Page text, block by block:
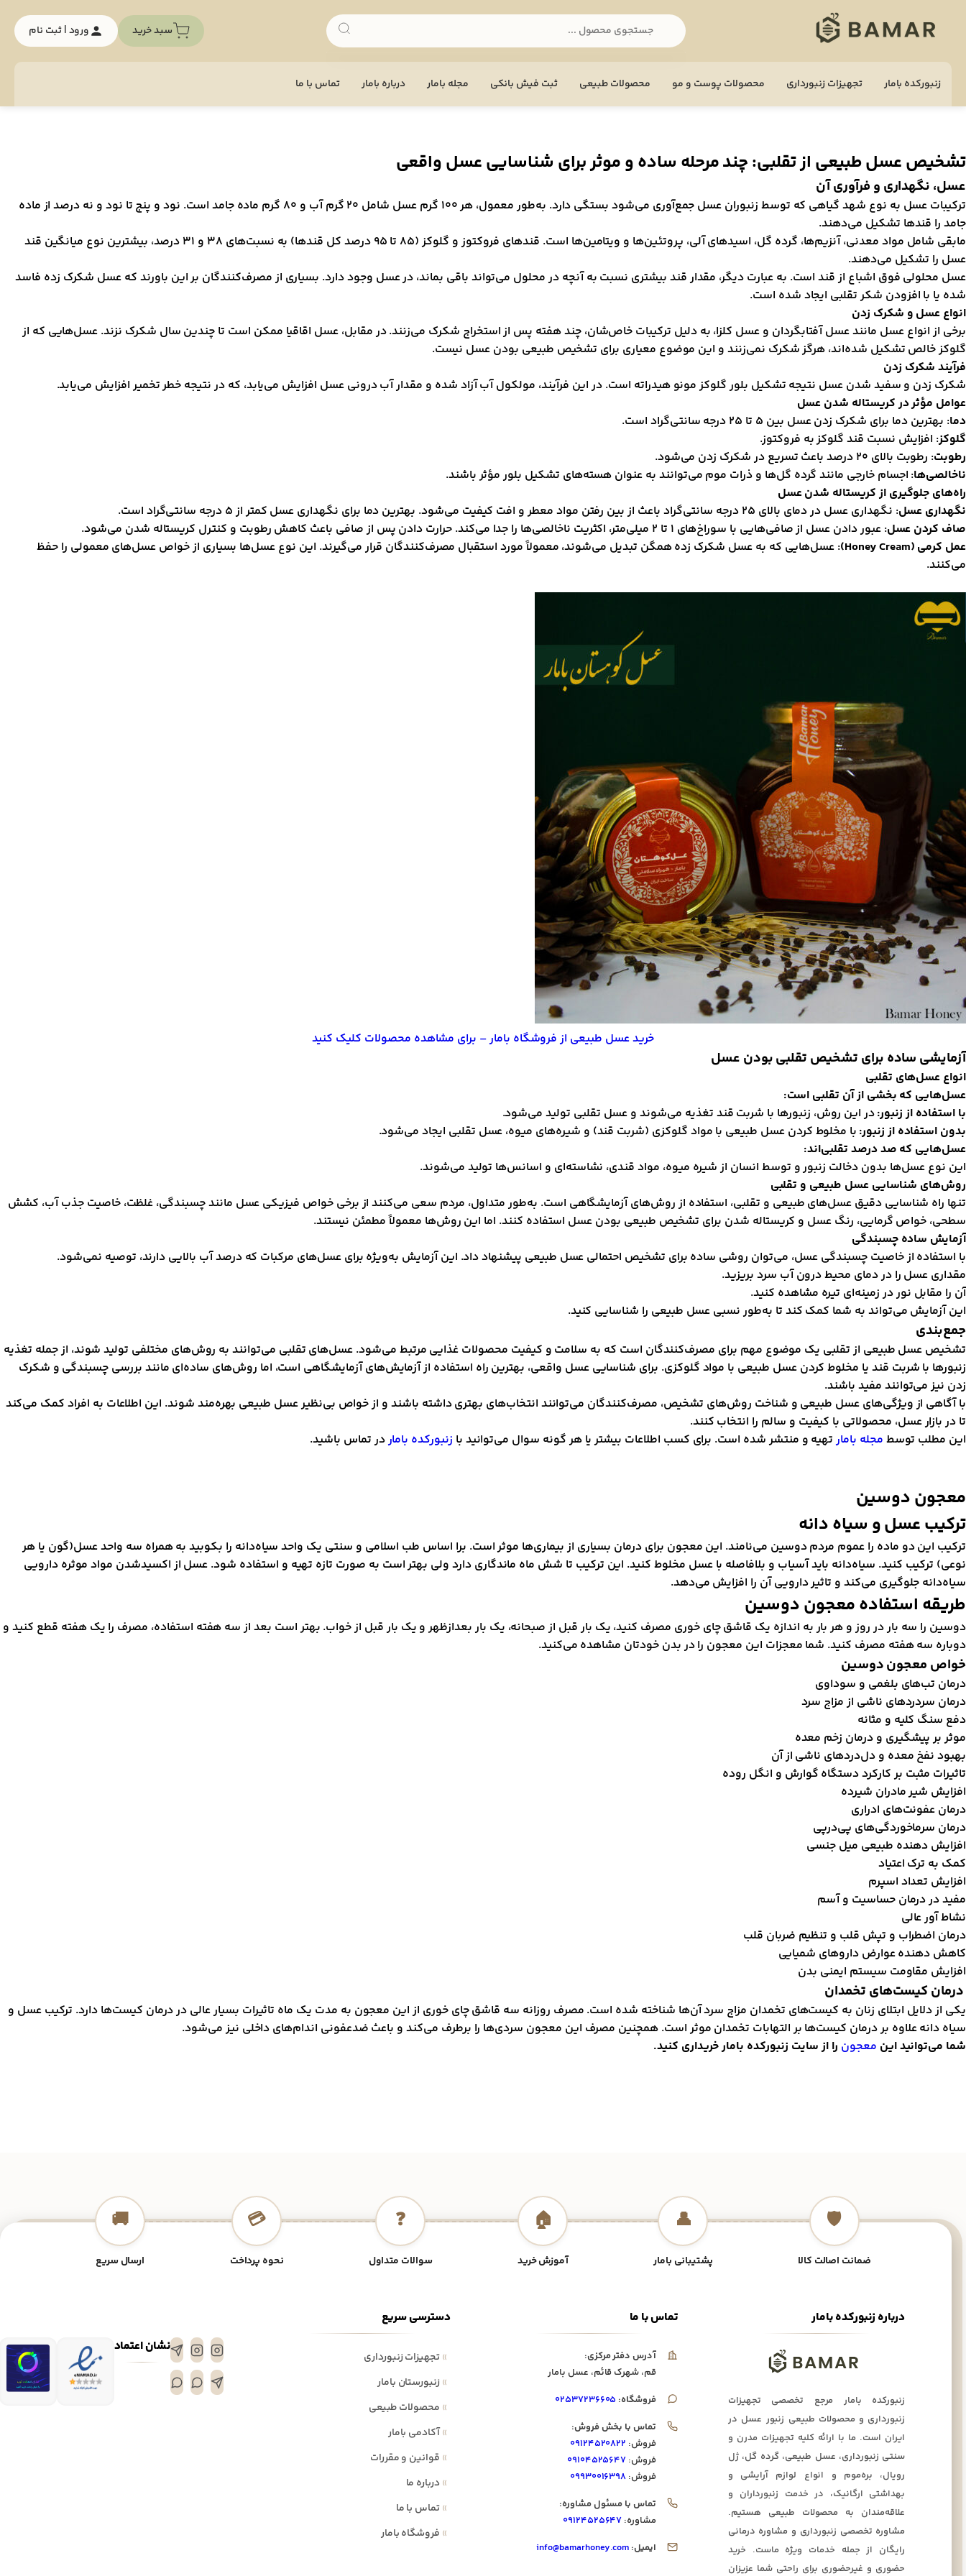
سبد خرید ورود | ثبت نام
زنبورکده بامار تجهيزات زنبورداری محصولات پوست و مو محصولات طبیعی ثبت فیش بانکی مجله بامار درباره بامار تماس با ما
تشخیص عسل طبیعی از تقلبی: چند مرحله ساده و موثر برای شناسایی عسل واقعی
عسل، نگهداری و فرآوری آن
ترکیبات عسل به نوع شهد گیاهی که توسط زنبوران عسل جمع‌آوری می‌شود بستگی دارد. به‌طور معمول، هر ۱۰۰ گرم عسل شامل ۲۰ گرم آب و ۸۰ گرم ماده جامد است. نود و پنج تا نود و نه درصد از ماده
جامد را قندها تشکیل می‌دهند.
مابقی شامل مواد معدنی، آنزیم‌ها، گرده گل، اسیدهای آلی، پروتئین‌ها و ویتامین‌ها است. قندهای فروکتوز و گلوکز (۸۵ تا ۹۵ درصد کل قندها) به نسبت‌های ۳۸ و ۳۱ درصد، بیشترین نوع میانگین قند
عسل را تشکیل می‌دهند.
عسل محلولی فوق اشباع از قند است. به عبارت دیگر، مقدار قند بیشتری نسبت به آنچه در محلول می‌تواند باقی بماند، در عسل وجود دارد. بسیاری از مصرف‌کنندگان بر این باورند که عسل شکرک زده فاسد
شده یا با افزودن شکر تقلبی ایجاد شده است.
انواع عسل و شکرک زدن
برخی از انواع عسل مانند عسل آفتابگردان و عسل کلزا، به دلیل ترکیبات خاص‌شان، چند هفته پس از استخراج شکرک می‌زنند. در مقابل، عسل اقاقیا ممکن است تا چندین سال شکرک نزند. عسل‌هایی که از
گلوکز خالص تشکیل شده‌اند، هرگز شکرک نمی‌زنند و این موضوع معیاری برای تشخیص طبیعی بودن عسل نیست.
فرآیند شکرک زدن
شکرک زدن و سفید شدن عسل نتیجه تشکیل بلور گلوکز مونو هیدراته است. در این فرآیند، مولکول آب آزاد شده و مقدار آب درونی عسل افزایش می‌یابد، که در نتیجه خطر تخمیر افزایش می‌یابد.
عوامل مؤثر در کریستاله شدن عسل
دما: بهترین دما برای شکرک زدن عسل بین ۵ تا ۲۵ درجه سانتی‌گراد است.
گلوکز: افزایش نسبت قند گلوکز به فروکتوز.
رطوبت: رطوبت بالای ۲۰ درصد باعث تسریع در شکرک زدن می‌شود.
ناخالصی‌ها: اجسام خارجی مانند گرده گل‌ها و ذرات موم می‌توانند به عنوان هسته‌های تشکیل بلور مؤثر باشند.
راه‌های جلوگیری از کریستاله شدن عسل
نگهداری عسل: نگهداری عسل در دمای بالای ۲۵ درجه سانتی‌گراد باعث از بین رفتن مواد معطر و افت کیفیت می‌شود. بهترین دما برای نگهداری عسل کمتر از ۵ درجه سانتی‌گراد است.
صاف کردن عسل: عبور دادن عسل از صافی‌هایی با سوراخ‌های ۱ تا ۲ میلی‌متر، اکثریت ناخالصی‌ها را جدا می‌کند. حرارت دادن پس از صافی باعث کاهش رطوبت و کنترل کریستاله شدن می‌شود.
عمل کرمی (Honey Cream)
: عسل‌هایی که به عسل شکرک زده همگن تبدیل می‌شوند، معمولاً مورد استقبال مصرف‌کنندگان قرار می‌گیرند. این نوع عسل‌ها بسیاری از خواص عسل‌های معمولی را حفظ
می‌کنند.
خرید عسل طبیعی از فروشگاه بامار – برای مشاهده محصولات کلیک کنید
آزمایشی ساده برای تشخیص تقلبی بودن عسل
انواع عسل‌های تقلبی
عسل‌هایی که بخشی از آن تقلبی است:
با استفاده از زنبور:در این روش، زنبورها با شربت قند تغذیه می‌شوند و عسل تقلبی تولید می‌شود.
بدون استفاده از زنبور: با مخلوط کردن عسل طبیعی با مواد گلوکزی (شربت قند) و شیره‌های میوه، عسل تقلبی ایجاد می‌شود.
عسل‌هایی که صد درصد تقلبی‌اند:
این نوع عسل‌ها بدون دخالت زنبور و توسط انسان از شیره میوه، مواد قندی، نشاسته‌ای و اسانس‌ها تولید می‌شوند.
روش‌های شناسایی عسل طبیعی و تقلبی
تنها راه شناسایی دقیق عسل‌های طبیعی و تقلبی، استفاده از روش‌های آزمایشگاهی است. به‌طور متداول، مردم سعی می‌کنند از برخی خواص فیزیکی عسل مانند چسبندگی، غلظت، خاصیت جذب آب، کشش
سطحی، خواص گرمایی، رنگ عسل و کریستاله شدن برای تشخیص طبیعی بودن عسل استفاده کنند. اما این روش‌ها معمولاً مطمئن نیستند.
آزمایش ساده چسبندگی
با استفاده از خاصیت چسبندگی عسل، می‌توان روشی ساده برای تشخیص احتمالی عسل طبیعی پیشنهاد داد. این آزمایش به‌ویژه برای عسل‌های مرکبات که درصد آب بالایی دارند، توصیه نمی‌شود.
مقداری عسل را در دمای محیط درون آب سرد بریزید.
آن را مقابل نور در زمینه‌ای تیره مشاهده کنید.
این آزمایش می‌تواند به شما کمک کند تا به‌طور نسبی عسل طبیعی را شناسایی کنید.
جمع‌بندی
تشخیص عسل طبیعی از تقلبی یک موضوع مهم برای مصرف‌کنندگان است که به سلامت و کیفیت محصولات غذایی مرتبط می‌شود. عسل‌های تقلبی می‌توانند به روش‌های مختلفی تولید شوند، از جمله تغذیه
زنبورها با شربت قند یا مخلوط کردن عسل طبیعی با مواد گلوکزی. برای شناسایی عسل واقعی، بهترین راه استفاده از آزمایش‌های آزمایشگاهی است، اما روش‌های ساده‌ای مانند بررسی چسبندگی و شکرک
زدن نیز می‌توانند مفید باشند.
با آگاهی از ویژگی‌های عسل طبیعی و شناخت روش‌های تشخیص، مصرف‌کنندگان می‌توانند انتخاب‌های بهتری داشته باشند و از خواص بی‌نظیر عسل طبیعی بهره‌مند شوند. این اطلاعات به افراد کمک می‌کند
تا در بازار عسل، محصولاتی با کیفیت و سالم را انتخاب کنند.
این مطلب توسط مجله بامارتهیه و منتشر شده است. برای کسب اطلاعات بیشتر یا هر گونه سوال می‌توانید با زنبورکده باماردر تماس باشید.
معجون دوسین
ترکیب عسل و سیاه دانه
ترکیب این دو ماده را عموم مردم دوسین می‌نامند. این معجون برای درمان بسیاری از بیماری‌ها موثر است. برا اساس طب اسلامی و سنتی یک واحد سیاه‌دانه را بکوبید به همراه سه واحد عسل(گون یا هر
نوعی) ترکیب کنید. سیاه‌دانه باید آسیاب و بلافاصله با عسل مخلوط کنید. این ترکیب تا شش ماه ماندگاری دارد ولی بهتر است به صورت تازه تهیه و استفاده شود. عسل از اکسید‌شدن مواد موثره دارویی
سیاه‌دانه جلوگیری می‌کند و تاثیر دارویی آن را افزایش می‌دهد.
طریقه استفاده معجون دوسین
دوسین را سه بار در روز و هر بار به اندازه یک قاشق چای خوری مصرف کنید، یک بار قبل از صبحانه، یک بار بعد‌از‌‌ظهر و یک بار قبل از خواب. بهتر است بعد از سه هفته استفاده، مصرف را یک هفته قطع کنید و
دوباره سه هفته مصرف کنید. شما معجزات این معجون را در بدن خودتان مشاهده می‌کنید.
خواص معجون دوسین
درمان تب‌های بلغمی و سوداوی
درمان سردرد‌های ناشی از مزاج سرد
دفع سنگ کلیه و مثانه
موثر بر پیشگیری و درمان زخم معده
بهبود نفخ معده و دل‌درد‌های ناشی از آن
تاثیرات مثبت بر کارکرد دستگاه گوارش و انگل روده
افزایش شیر مادران شیرده
درمان عفونت‌های ادراری
درمان سرما‌خوردگی‌های پی‌در‌پی
افزایش دهنده طبیعی میل جنسی
کمک به ترک اعتیاد
افزایش تعداد اسپرم
مفید در درمان حساسیت و آسم
نشاط آور عالی
درمان اضطراب و تپش قلب و تنظیم ضربان قلب
کاهش دهنده عوارض داروهای شمیایی
افزایش مقاومت سیستم ایمنی بدن
درمان کیست‌های تخمدان
یکی از دلایل ابتلای زنان به کیست‌های تخمدان مزاج سرد آن‌ها شناخته شده است. مصرف روزانه سه قاشق چای خوری از این معجون به مدت یک ماه تاثیرات بسیار عالی در درمان کیست‌ها دارد. ترکیب عسل و
سیاه دانه علاوه بر درمان کیست‌ها بر التهابات تخمدان موثر است. همچنین مصرف این معجون سردی‌ها را برطرف می‌کند و باعث ضدعفونی اندام‌های داخلی نیز می‌شود.
شما می‌توانید این معجون را از سایت زنبورکده بامار خریداری کنید.
🛡️
ضمانت اصالت کالا
👤
پشتیبانی بامار
🏠
آموزش خرید
❓
سوالات متداول
💳
نحوه پرداخت
🚚
ارسال سریع
نشان اعتماد
دسترسی سریع
»تجهیزات زنبورداری
»زنبورستان بامار
» محصولات طبیعی
»آکادمی بامار
» قوانین و مقررات
» درباره ما
»تماس با ما
» فروشگاه بامار
تماس با ما
آدرس دفتر مرکزی:
قم، شهرک قائم، عسل بامار
فروشگاه: ۰۲۵۳۷۲۳۶۶۰۵
تماس با بخش فروش:
فروش: ۰۹۱۲۴۵۲۰۸۲۲
فروش: ۰۹۱۰۴۵۲۵۶۴۷
فروش: ۰۹۹۳۰۰۱۶۳۹۸
تماس با مسئول مشاوره:
مشاوره: ۰۹۱۲۴۵۲۵۶۴۷
ایمیل: info@bamarhoney.com
درباره زنبورکده بامار
زنبورکده بامار مرجع تخصصی تجهیزات
زنبورداری و محصولات طبیعی زنبور عسل در
ایران است. ما با ارائه کلیه تجهیزات مدرن و
سنتی زنبورداری، عسل طبیعی، گرده گل، ژل
رویال، بره‌موم و انواع لوازم آرایشی و
بهداشتی ارگانیک، در خدمت زنبورداران و
علاقه‌مندان به محصولات طبیعی هستیم.
مشاوره تخصصی زنبورداری و مشاوره درمانی
رایگان از جمله خدمات ویژه ماست. خرید
حضوری و غیرحضوری برای راحتی شما عزیزان